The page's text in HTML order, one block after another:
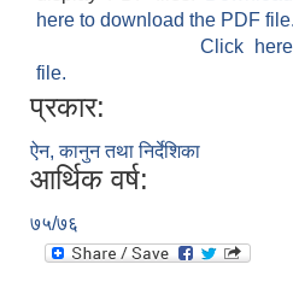
here to download the PDF file.
Click
file.
प्रकार:
ऐन, कानुन तथा निर्देशिका
आर्थिक वर्ष:
७५/७६